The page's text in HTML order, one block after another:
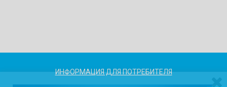
ИНФОРМАЦИЯ ДЛЯ ПОТРЕБИТЕЛЯ